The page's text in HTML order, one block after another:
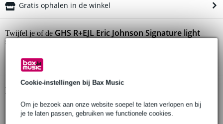
Cookie-instellingen bij Bax Music
Om je bezoek aan onze website soepel te laten verlopen en bij
je te laten passen, gebruiken we functionele cookies.
Gratis ophalen in de winkel
Twijfel je of deGHS R+EJL Eric Johnson Signature light
snarenset gitaar
Productinformatie
snarenset voor elektrische gitaar